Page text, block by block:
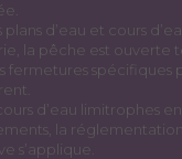
plans d’eau et cours
la pêche est ouverte
fermetures spécifiques
d’eau limitrophes
la
s’applique.